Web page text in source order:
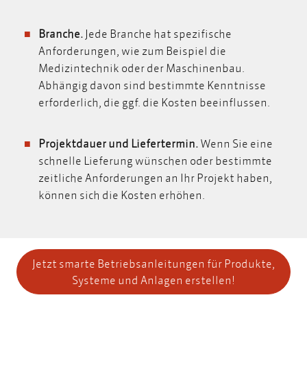
Branche. Jede Branche hat spezifische
Anforderungen, wie zum Beispiel die
Medizintechnik oder der Maschinenbau.
Abhängig davon sind bestimmte Kenntnisse
erforderlich, die ggf. die Kosten beeinflussen.
Projektdauer und Liefertermin.Wenn Sie eine
schnelle Lieferung wünschen oder bestimmte
zeitliche Anforderungen an Ihr Projekt haben,
können sich die Kosten erhöhen.
Jetzt smarte Betriebsanleitungen für Produkte,
Systeme und Anlagen erstellen!